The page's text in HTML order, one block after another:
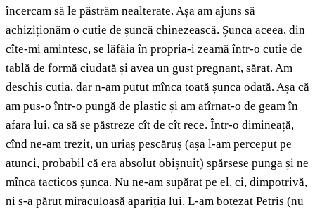
încercam să le păstrăm nealterate. Așa am ajuns să
achiziționăm o cutie de șuncă chinezească. Șunca aceea, din
cîte-mi amintesc, se lăfăia în propria-i zeamă într-o cutie de
tablă de formă ciudată și avea un gust pregnant, sărat. Am
deschis cutia, dar n-am putut mînca toată șunca odată. Așa că
am pus-o într-o pungă de plastic și am atîrnat-o de geam în
afara lui, ca să se păstreze cît de cît rece. Într-o dimineață,
cînd ne-am trezit, un uriaș pescăruș (așa l-am perceput pe
atunci, probabil că era absolut obișnuit) spărsese punga și ne
mînca tacticos șunca. Nu ne-am supărat pe el, ci, dimpotrivă,
ni s-a părut miraculoasă apariția lui. L-am botezat Petris (nu